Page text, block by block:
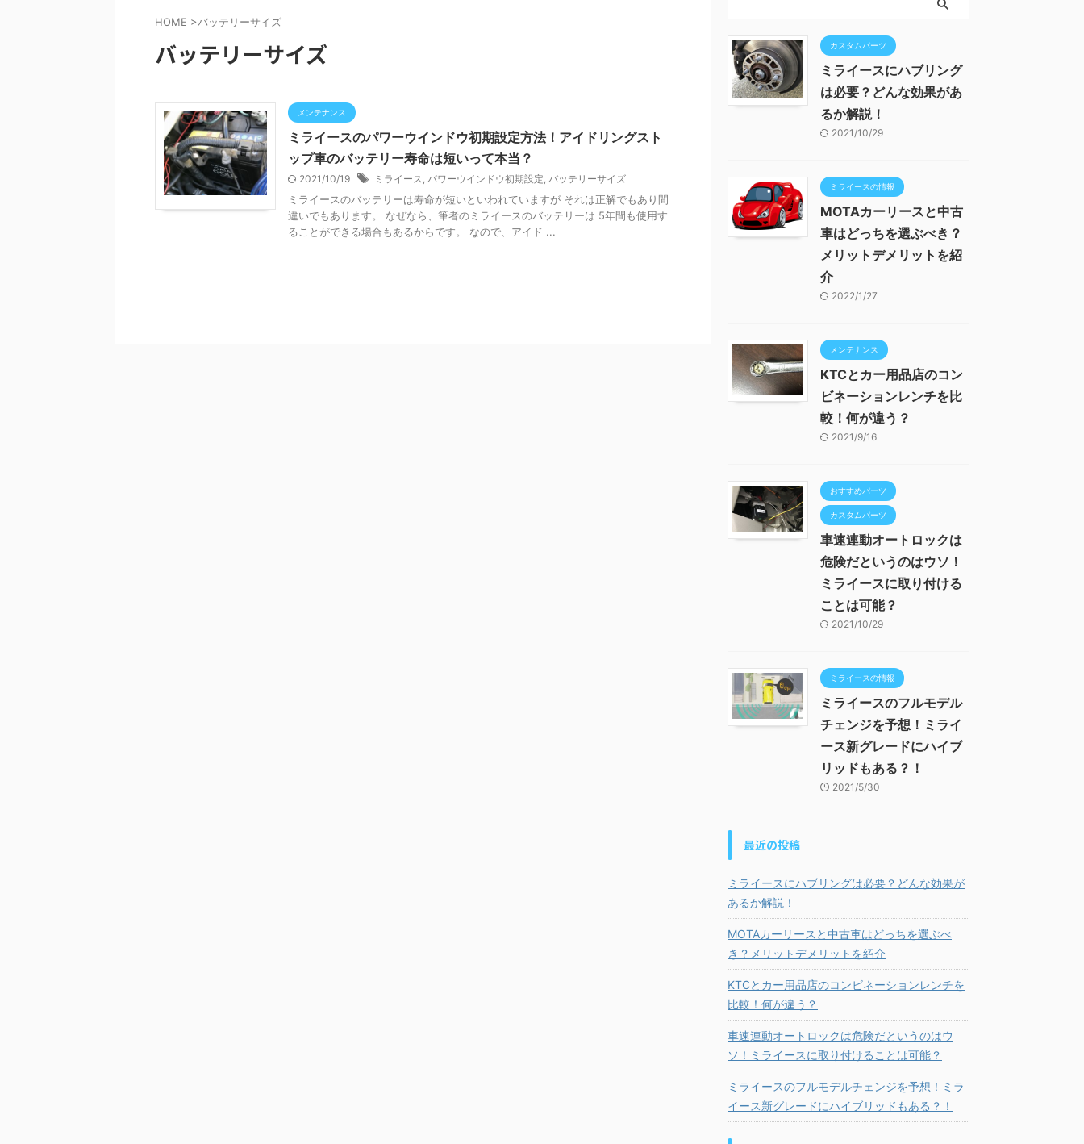
HOME >バッテリーサイズ
バッテリーサイズ
メンテナンス
ミライースのパワーウインドウ初期設定方法！アイドリングスト
ップ車のバッテリー寿命は短いって本当？
2021/10/19 ミライース, パワーウインドウ初期設定, バッテリーサイズ
ミライースのバッテリーは寿命が短いといわれていますが それは正解でもあり間
違いでもあります。 なぜなら、筆者のミライースのバッテリーは 5年間も使用す
ることができる場合もあるからです。 なので、アイド ...
カスタムパーツ
ミライースにハブリング
は必要？どんな効果があ
るか解説！
2021/10/29
ミライースの情報
MOTAカーリースと中古
車はどっちを選ぶべき？
メリットデメリットを紹
介
2022/1/27
メンテナンス
KTCとカー用品店のコン
ビネーションレンチを比
較！何が違う？
2021/9/16
おすすめパーツ
カスタムパーツ
車速連動オートロックは
危険だというのはウソ！
ミライースに取り付ける
ことは可能？
2021/10/29
ミライースの情報
ミライースのフルモデル
チェンジを予想！ミライ
ース新グレードにハイブ
リッドもある？！
2021/5/30
最近の投稿
ミライースにハブリングは必要？どんな効果が
あるか解説！
MOTAカーリースと中古車はどっちを選ぶべ
き？メリットデメリットを紹介
KTCとカー用品店のコンビネーションレンチを
比較！何が違う？
車速連動オートロックは危険だというのはウ
ソ！ミライースに取り付けることは可能？
ミライースのフルモデルチェンジを予想！ミラ
イース新グレードにハイブリッドもある？！